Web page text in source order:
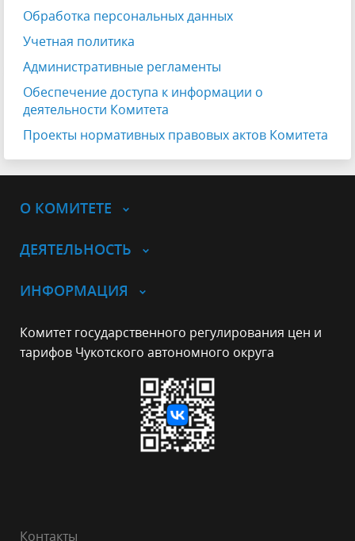
Обработка персональных данных
Учетная политика
Административные регламенты
Обеспечение доступа к информации о
деятельности Комитета
Проекты нормативных правовых актов Комитета
О КОМИТЕТЕ
ДЕЯТЕЛЬНОСТЬ
ИНФОРМАЦИЯ
Комитет государственного регулирования цен и
тарифов Чукотского автономного округа
Контакты